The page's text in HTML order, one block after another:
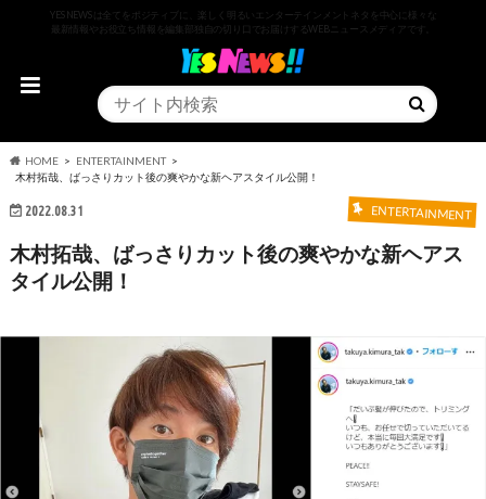
YESNEWSは全てをポジティブに、楽しく明るいエンターテインメントネタを中心に様々な
最新情報やお役立ち情報を編集部独自の切り口でお届けするWEBニュースメディアです。
HOME
ENTERTAINMENT
木村拓哉、ばっさりカット後の爽やかな新ヘアスタイル公開！
2022.08.31 ENTERTAINMENT
木村拓哉、ばっさりカット後の爽やかな新ヘアス
タイル公開！